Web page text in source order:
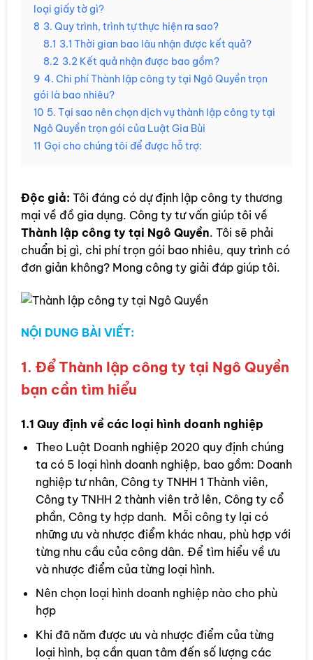
loại giấy tờ gì?
8 3. Quy trình, trình tự thực hiện ra sao?
8.1 3.1 Thời gian bao lâu nhận được kết quả?
8.2 3.2 Kết quả nhận được bao gồm?
9 4. Chi phí Thành lập công ty tại Ngô Quyền trọn
gói là bao nhiêu?
10 5. Tại sao nên chọn dịch vụ thành lập công ty tại
Ngô Quyền trọn gói của Luật Gia Bùi
11 Gọi cho chúng tôi để được hỗ trợ:
Độc giả: Tôi đáng có dự định lập công ty thương
mại về đồ gia dụng. Công ty tư vấn giúp tôi về
Thành lập công ty tại Ngô Quyền. Tôi sẽ phải
chuẩn bị gì, chi phí trọn gói bao nhiêu, quy trình có
đơn giản không? Mong công ty giải đáp giúp tôi.
NỘI DUNG BÀI VIẾT:
1. Để Thành lập công ty tại Ngô Quyền
bạn cần tìm hiểu
1.1 Quy định về các loại hình doanh nghiệp
Theo Luật Doanh nghiệp 2020 quy định chúng
ta có 5 loại hình doanh nghiệp, bao gồm: Doanh
nghiệp tư nhân, Công ty TNHH 1 Thành viên,
Công ty TNHH 2 thành viên trở lên, Công ty cổ
phần, Công ty hợp danh. Mỗi công ty lại có
những ưu và nhược điểm khác nhau, phù hợp với
từng nhu cầu của công dân. Để tìm hiểu về ưu
và nhược điểm của từng loại hình.
Nên chọn loại hình doanh nghiệp nào cho phù
hợp
Khi đã năm được ưu và nhược điểm của từng
loại hình, bạ cần quan tâm đến số lượng các